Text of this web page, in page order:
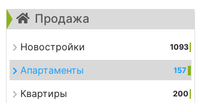
Продажа
Новостройки 1093
Апартаменты 157
Квартиры 200